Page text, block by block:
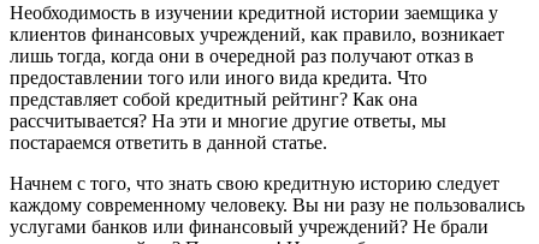
Необходимость в изучении кредитной истории заемщика у
клиентов финансовых учреждений, как правило, возникает
лишь тогда, когда они в очередной раз получают отказ в
предоставлении того или иного вида кредита. Что
представляет собой кредитный рейтинг? Как она
рассчитывается? На эти и многие другие ответы, мы
постараемся ответить в данной статье.
Начнем с того, что знать свою кредитную историю следует
каждому современному человеку. Вы ни разу не пользовались
услугами банков или финансовый учреждений? Не брали